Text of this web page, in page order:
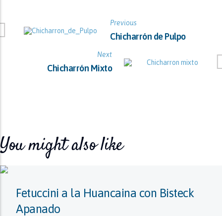
Previous
Chicharrón de Pulpo
Next
Chicharrón Mixto
You might also like
Fetuccini a la Huancaina con Bisteck
Apanado